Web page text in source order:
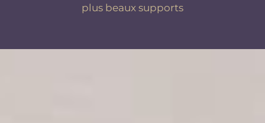
plus beaux supports